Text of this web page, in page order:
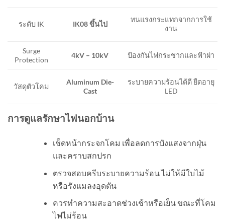
ระดับ IK IK08ขึ้นไป
ทนแรงกระแทกจากการใช้
งาน
Surge
Protection
4kV – 10kV ป้องกันไฟกระชากและฟ้าผ่า
วัสดุตัวโคม
Aluminum Die-
Cast
ระบายความร้อนได้ดี ยืดอายุ
LED
การดูแลรักษาไฟนอกบ้าน
เช็ดหน้ากระจกโคม เพื่อลดการบังแสงจากฝุ่น
และคราบสกปรก
ตรวจสอบครีบระบายความร้อน ไม่ให้มีใบไม้
หรือรังแมลงอุดตัน
ควรทำความสะอาดช่วงเช้าหรือเย็น ขณะที่โคม
ไฟไม่ร้อน